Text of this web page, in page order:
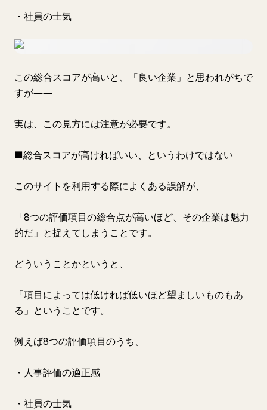
・社員の士気
この総合スコアが高いと、「良い企業」と思われがちで
すが――
実は、この見方には注意が必要です。
■総合スコアが高ければいい、というわけではない
このサイトを利用する際によくある誤解が、
「8つの評価項目の総合点が高いほど、その企業は魅力
的だ」と捉えてしまうことです。
どういうことかというと、
「項目によっては低ければ低いほど望ましいものもあ
る」ということです。
例えば8つの評価項目のうち、
・人事評価の適正感
・社員の士気